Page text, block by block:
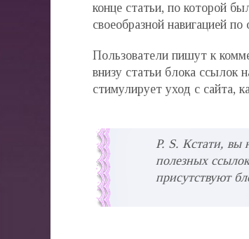
конце статьи, по которой
своеобразной навигацией по
Пользователи пишут к
внизу статьи блока ссылок
стимулирует уход с сайта,
P. S. Кстати, вы
полезных
присутствуют